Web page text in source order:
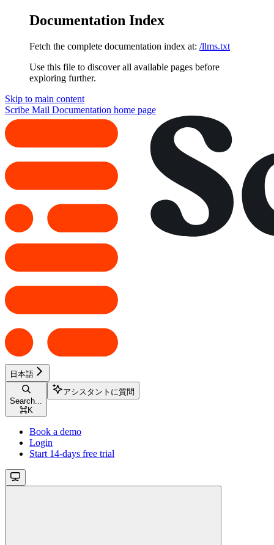
Documentation Index
Fetch the complete documentation index at: /llms.txt
Use this file to discover all available pages before
exploring further.
Skip to main content
Scribe Mail Documentation home page
日本語
Search...
⌘K
アシスタントに質問
Book a demo
Login
Start 14-days free trial